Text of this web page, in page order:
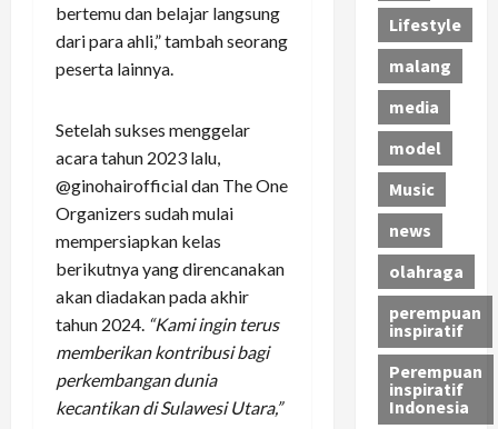
bertemu dan belajar langsung
dari para ahli,” tambah seorang
peserta lainnya.
Setelah sukses menggelar
acara tahun 2023 lalu,
@ginohairofficial dan The One
Organizers sudah mulai
mempersiapkan kelas
berikutnya yang direncanakan
akan diadakan pada akhir
tahun 2024. “Kami ingin terus
memberikan kontribusi bagi
perkembangan dunia
kecantikan di Sulawesi Utara,”
Lifestyle
malang
media
model
Music
news
olahraga
perempuan
inspiratif
Perempuan
inspiratif
Indonesia